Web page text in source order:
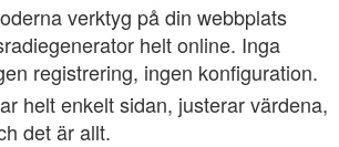
verktyg på din webbplats
helt online. Inga
registrering, ingen konfiguration.
helt enkelt sidan, justerar värdena,
det är allt.